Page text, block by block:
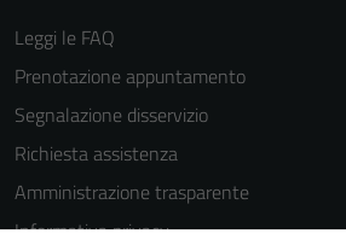
Leggi le FAQ
Prenotazione appuntamento
Segnalazione disservizio
Richiesta assistenza
Amministrazione trasparente
Informativa privacy